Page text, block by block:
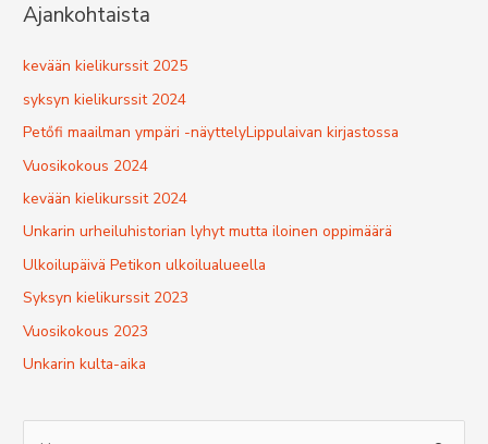
Ajankohtaista
kevään kielikurssit 2025
syksyn kielikurssit 2024
Petőfi maailman ympäri -näyttelyLippulaivan kirjastossa
Vuosikokous 2024
kevään kielikurssit 2024
Unkarin urheiluhistorian lyhyt mutta iloinen oppimäärä
Ulkoilupäivä Petikon ulkoilualueella
Syksyn kielikurssit 2023
Vuosikokous 2023
Unkarin kulta-aika